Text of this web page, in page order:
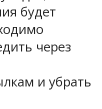
будет
через
и убрать